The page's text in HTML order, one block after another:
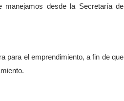
manejamos desde la Secretaría de
para el emprendimiento, a fin de que